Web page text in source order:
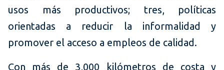
usos más productivos; tres, políticas
orientadas a reducir la informalidad y
promover el acceso a empleos de calidad.
Con más de 3,000 kilómetros de costa y